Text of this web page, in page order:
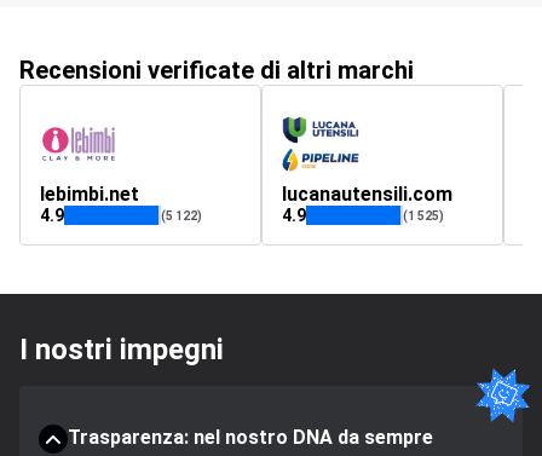
Recensioni verificate di altri marchi
lebimbi.net
4.9 (5 122)
lucanautensili.com
4.9 (1 525)
I nostri impegni
Trasparenza: nel nostro DNA da sempre